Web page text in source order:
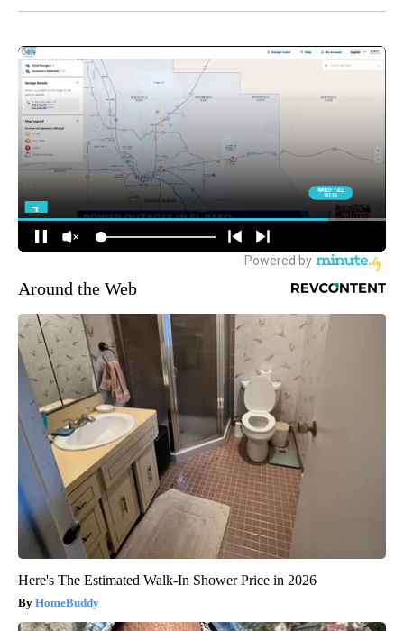
Around the Web
Here's The Estimated Walk-In Shower Price in 2026
HomeBuddy